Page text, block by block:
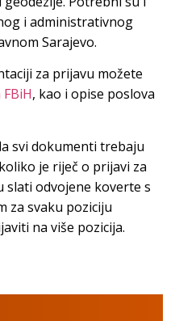
i administrativnog
Sarajevo.
za prijavu možete
, kao i opise poslova
svi dokumenti trebaju
je riječ o prijavi za
slati odvojene koverte s
za svaku poziciju
na više pozicija.